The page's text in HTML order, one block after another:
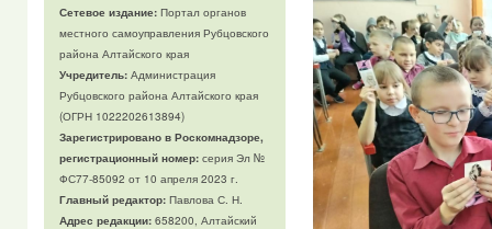
Сетевое издание:Портал органов
местного самоуправления Рубцовского
района Алтайского края
Учредитель:Администрация
Рубцовского района Алтайского края
(ОГРН 1022202613894)
Зарегистрировано в Роскомнадзоре,
регистрационный номер:серия Эл №
ФС77-85092 от 10 апреля 2023 г.
Главный редактор:Павлова С. Н.
Адрес редакции:658200, Алтайский